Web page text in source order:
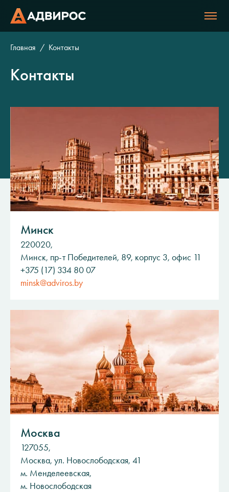
Главная Контакты
Контакты
Минск
220020,
Минск, пр-т Победителей, 89, корпус 3, офис 11
+375 (17) 334 80 07
minsk@adviros.by
Москва
127055,
Москва, ул. Новослободская, 41
м. Менделеевская,
м. Новослободская